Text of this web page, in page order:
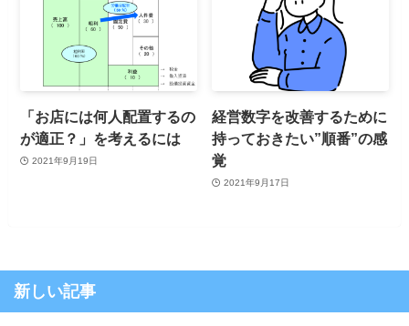
「お店には何人配置するの
が適正？」を考えるには
2021年9月19日
経営数字を改善するために
持っておきたい”順番”の感
覚
2021年9月17日
新しい記事